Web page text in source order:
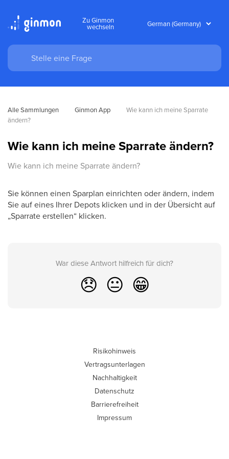
Zu Ginmon
wechseln
Alle Sammlungen Ginmon App
Wie kann ich meine Sparrate
ändern?
Wie kann ich meine Sparrate ändern?
Wie kann ich meine Sparrate ändern?
Sie können einen Sparplan einrichten oder ändern, indem
Sie auf eines Ihrer Depots klicken und in der Übersicht auf
„Sparrate erstellen“ klicken.
War diese Antwort hilfreich für dich?
😞 😐 😁
Risikohinweis
Vertragsunterlagen
Nachhaltigkeit
Datenschutz
Barrierefreiheit
Impressum